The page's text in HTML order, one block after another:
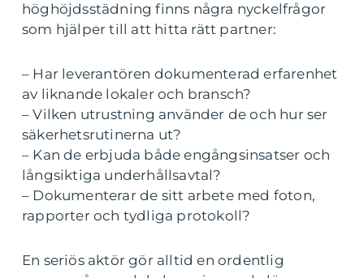
höghöjdsstädning finns några nyckelfrågor
som hjälper till att hitta rätt partner:
– Har leverantören dokumenterad erfarenhet
av liknande lokaler och bransch?
– Vilken utrustning använder de och hur ser
säkerhetsrutinerna ut?
– Kan de erbjuda både engångsinsatser och
långsiktiga underhållsavtal?
– Dokumenterar de sitt arbete med foton,
rapporter och tydliga protokoll?
En seriös aktör gör alltid en ordentlig